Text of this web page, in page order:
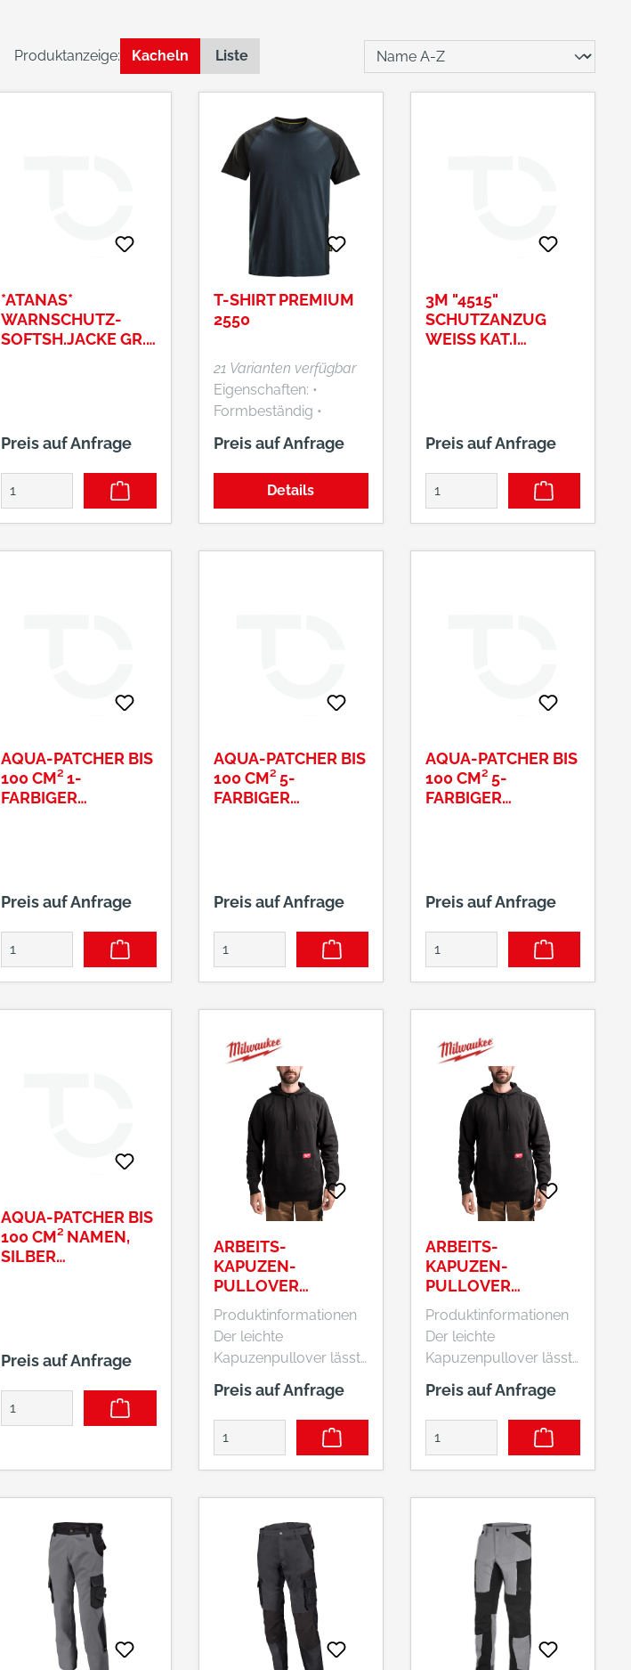
Produktanzeige: Kacheln Liste
*ATANAS*
WARNSCHUTZ-
SOFTSH.JACKE GR.
Preis auf Anfrage
T-SHIRT PREMIUM
2550
21 Varianten verfügbar
Eigenschaften: •
Formbeständig •
Weiches Griffgefühl •
Bis 60 °C waschbar •
OEKO-TEX •
Rundgestrickt •
Preis auf Anfrage
Details
3M "4515"
SCHUTZANZUG
WEISS KAT.I X
Preis auf Anfrage
AQUA-PATCHER BIS
100 CM² 1-
FARBIGER
Preis auf Anfrage
AQUA-PATCHER BIS
100 CM² 5-
FARBIGER
Preis auf Anfrage
AQUA-PATCHER BIS
100 CM² 5-
FARBIGER
Preis auf Anfrage
AQUA-PATCHER BIS
100 CM² NAMEN,
SILBER
Preis auf Anfrage
ARBEITS-
KAPUZEN-
PULLOVER
WHMWBL-L
Produktinformationen
Der leichte
Kapuzenpullover lässt
sich leicht
übereinander ziehen
und ist daher vielseitig
einsetzbar
überschnittenen
Schulternähten Das
bequeme Design und
die Passform
ermöglichen es, sich
bei der Arbeit frei und
leicht zu bewegen
Preis auf Anfrage
ARBEITS-
KAPUZEN-
PULLOVER
WHMWBL-M
Produktinformationen
Der leichte
Kapuzenpullover lässt
sich leicht
übereinander ziehen
und ist daher vielseitig
einsetzbar
überschnittenen
Schulternähten Das
bequeme Design und
die Passform
ermöglichen es, sich
bei der Arbeit frei und
leicht zu bewegen
Preis auf Anfrage